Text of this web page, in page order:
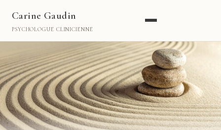
Carine Gaudin
PSYCHOLOGUE CLINICIENNE